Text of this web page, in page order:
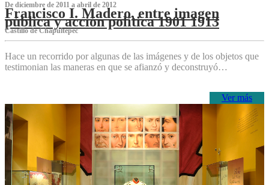
De diciembre de 2011 a abril de 2012
Francisco I. Madero, entre imagen
pública y acción política 1901 1913
Castillo de Chapultepec
Hace un recorrido por algunas de las imágenes y de los objetos que
testimonian las maneras en que se afianzó y deconstruyó…
Ver más